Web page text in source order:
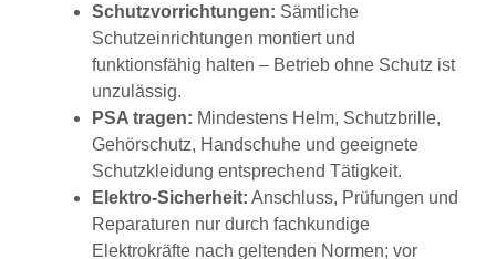
Schutzvorrichtungen: Sämtliche
Schutzeinrichtungen montiert und
funktionsfähig halten – Betrieb ohne Schutz ist
unzulässig.
PSA tragen: Mindestens Helm, Schutzbrille,
Gehörschutz, Handschuhe und geeignete
Schutzkleidung entsprechend Tätigkeit.
Elektro-Sicherheit: Anschluss, Prüfungen und
Reparaturen nur durch fachkundige
Elektrokräfte nach geltenden Normen; vor